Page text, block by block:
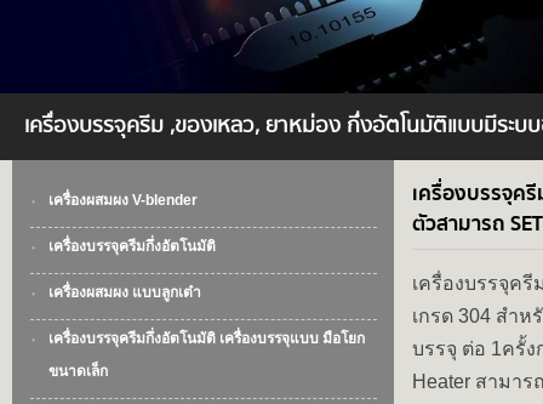
เครื่องบรรจุครีม ,ของเหลว, ยาหม่อง กึ่งอัตโนมัติแบบมีระ
เครื่องผสมผง V-blender
เครื่องบรรจุครีมกึ่งอัตโนมัติ
เครื่องผสมผง แบบลูกเต๋า
เครื่องบรรจุครีมกึ่งอัตโนมัติ เครื่องบรรจุแบบ มือโยก
ขนาดเล็ก
เครื่องบรรจุค
ตัวสามารถ
เครื่องบรรจุค
เกรด 304 สำ
บรรจุ ต่อ 1ครั้ง
Heater สามา